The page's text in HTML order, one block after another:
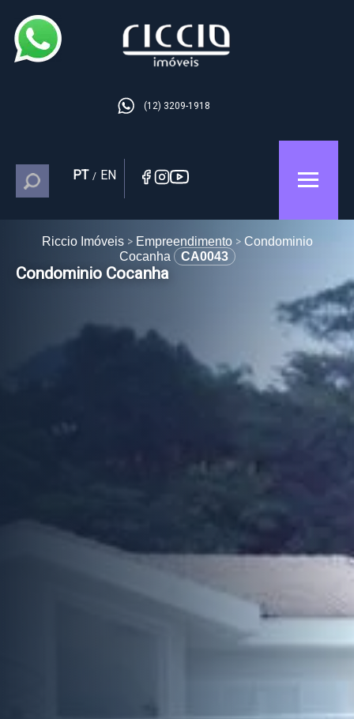
(12) 3209-1918
PT / EN
Riccio Imóveis Empreendimento
Condominio
Cocanha
CA0043
Condominio Cocanha